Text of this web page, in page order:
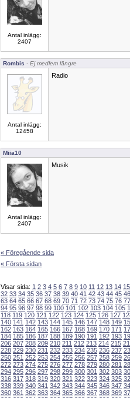
Antal inlägg:
2407
Rombis - Ej medlem längre
Antal inlägg:
12458
Radio
Miia10
Antal inlägg:
2407
Musik
« Föregående sida
« Första sidan
Visar sida: 1 2 3 4 5 6 7 8 9 10 11 12 13 14 15
32 33 34 35 36 37 38 39 40 41 42 43 44 45 46
63 64 65 66 67 68 69 70 71 72 73 74 75 76 77
94 95 96 97 98 99 100 101 102 103 104 105
118 119 120 121 122 123 124 125 126 127
140 141 142 143 144 145 146 147 148 149
162 163 164 165 166 167 168 169 170 171
184 185 186 187 188 189 190 191 192 193
206 207 208 209 210 211 212 213 214 215
228 229 230 231 232 233 234 235 236 237
250 251 252 253 254 255 256 257 258 259
272 273 274 275 276 277 278 279 280 281
294 295 296 297 298 299 300 301 302 303
316 317 318 319 320 321 322 323 324 325
338 339 340 341 342 343 344 345 346 347
360 361 362 363 364 365 366 367 368 369